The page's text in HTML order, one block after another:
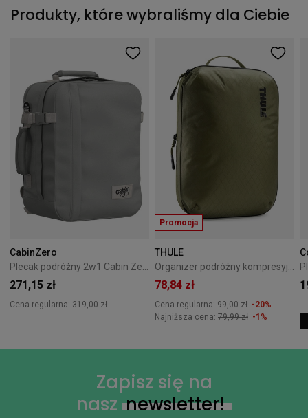
Produkty, które wybraliśmy dla Ciebie
CabinZero
Plecak podróżny 2w1 Cabin Zero Classic Tech 28L Silver Storm
271,15 zł
Cena regularna: 319,00 zł
Promocja
THULE
Organizer podróżny kompresyjny Thule PackingCube M Soft Green
78,84 zł
Cena regularna: 99,00 zł -20%
Najniższa cena: 79,99 zł -1%
Zapisz się na
nasz newsletter!